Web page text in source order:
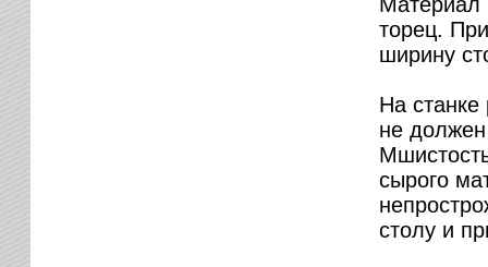
торец.
ширину
На
не
сырого
столу и